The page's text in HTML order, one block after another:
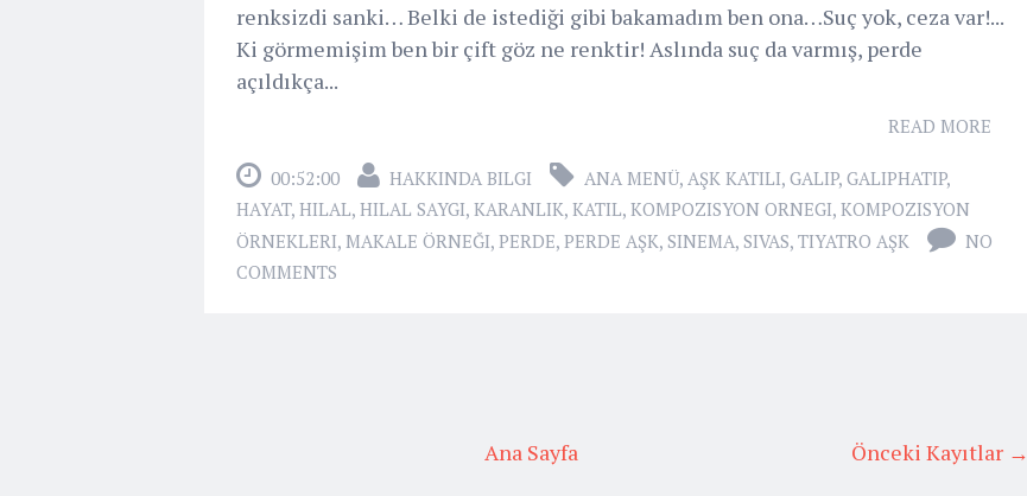
renksizdi sanki… Belki de istediği gibi bakamadım ben ona…Suç yok, ceza var!...
Ki görmemişim ben bir çift göz ne renktir! Aslında suç da varmış, perde
açıldıkça...
READ MORE
00:52:00 HAKKINDA BILGI ANA MENÜ, AŞK KATILI, GALIP, GALIPHATIP,
HAYAT, HILAL, HILAL SAYGI, KARANLIK, KATIL, KOMPOZISYON ORNEGI, KOMPOZISYON
ÖRNEKLERI, MAKALE ÖRNEĞI, PERDE, PERDE AŞK, SINEMA, SIVAS, TIYATRO AŞK
NO
COMMENTS
Önceki Kayıtlar →
Ana Sayfa